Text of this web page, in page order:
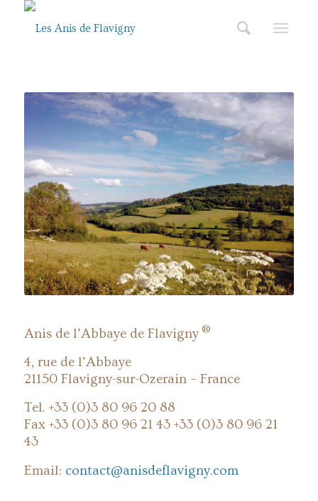
Anis de l’Abbaye de Flavigny®
4, rue de l’Abbaye
21150 Flavigny-sur-Ozerain – France
Tel. +33 (0)3 80 96 20 88
Fax +33 (0)3 80 96 21 43 +33 (0)3 80 96 21
43
Email: contact@anisdeflavigny.com